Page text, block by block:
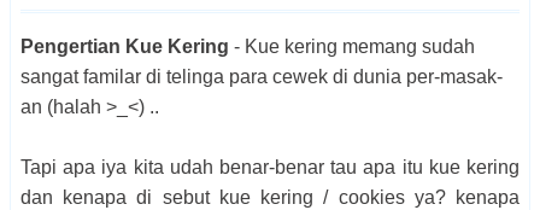
Pengertian Kue Kering - Kue kering memang sudah
sangat familar di telinga para cewek di dunia per-masak-
an (halah >_<) ..
Tapi apa iya kita udah benar-benar tau apa itu kue kering
dan kenapa di sebut kue kering / cookies ya? kenapa